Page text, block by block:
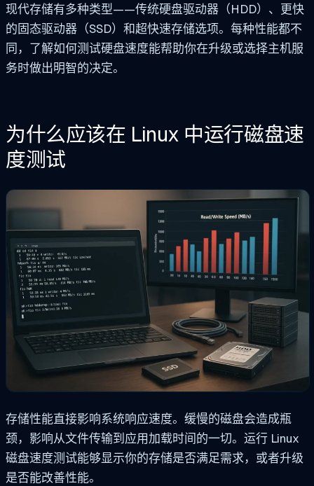
现代存储有多种类型——传统硬盘驱动器（HDD）、更快
的固态驱动器（SSD）和超快速存储选项。每种性能都不
同，了解如何测试硬盘速度能帮助你在升级或选择主机服
务时做出明智的决定。
为什么应该在 Linux 中运行磁盘速
度测试
存储性能直接影响系统响应速度。缓慢的磁盘会造成瓶
颈，影响从文件传输到应用加载时间的一切。运行 Linux
磁盘速度测试能够显示你的存储是否满足需求，或者升级
是否能改善性能。